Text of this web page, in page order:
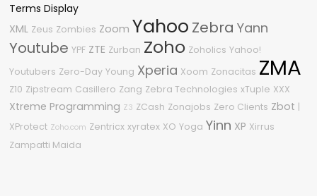
Terms Display
XML Zeus Zombies Zoom Yahoo Zebra Yann
Youtube YPF ZTE Zurban Zoho Zoholics Yahoo!
Youtubers Zero-Day Young Xperia Xoom Zonacitas ZMA
Z10 Zipstream Casillero Zang Zebra Technologies xTuple XXX
Xtreme Programming Z3 ZCash Zonajobs Zero Clients Zbot |
XProtect Zoho.com Zentricx xyratex XO Yoga Yinn XP Xirrus
Zampatti Maida